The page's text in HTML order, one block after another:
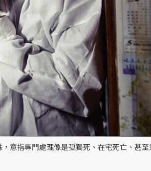
意指專門處理像是孤獨死、在宅死亡、甚